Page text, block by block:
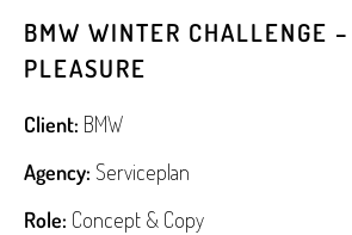
BMW WINTER CHALLENGE
PLEASURE
Client: BMW
Agency: Serviceplan
Role: Concept & Copy